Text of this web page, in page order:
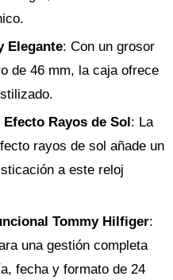
Elegante: Con un grosor
de 46 mm, la caja ofrece
Rayos de Sol: La
rayos de sol añade un
a este reloj
Tommy Hilfiger:
una gestión completa
fecha y formato de 24